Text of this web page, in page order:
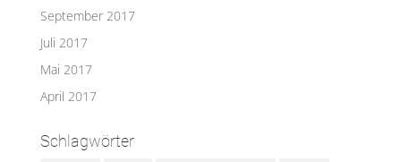
September 2017
Juli 2017
Mai 2017
April 2017
Schlagwörter